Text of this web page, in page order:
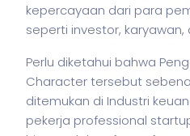
kepercayaan dari para
seperti investor,
Perlu diketahui bahwa
Character tersebut
ditemukan di Industri
pekerja professional